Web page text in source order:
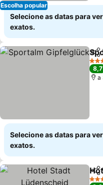
Escolha popular
Selecione as datas para
exatos.
4
8,7
a
Selecione as datas para
exatos.
3